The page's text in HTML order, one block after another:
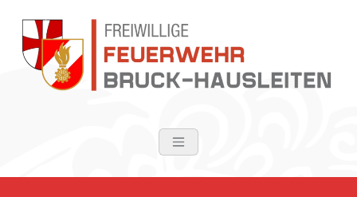
springen
FF Bruck-